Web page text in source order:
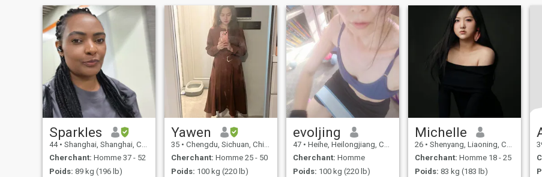
Sparkles
44 • Shanghai, Shanghai, Chine
Cherchant: Homme 37 - 52
Poids: 89 kg (196 lb)
Yawen
35 • Chengdu, Sichuan, Chine
Cherchant: Homme 25 - 50
Poids: 100 kg (220 lb)
evoljing
47 • Heihe, Heilongjiang, Chine
Cherchant: Homme
Poids: 100 kg (220 lb)
Michelle
26 • Shenyang, Liaoning, Chine
Cherchant: Homme 18 - 25
Poids: 83 kg (183 lb)